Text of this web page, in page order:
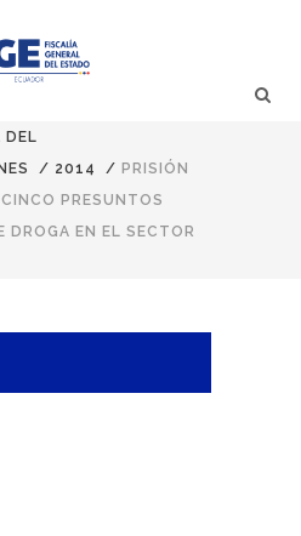
DEL
/ 2014 / PRISIÓN
PRESUNTOS
DROGA EN EL SECTOR